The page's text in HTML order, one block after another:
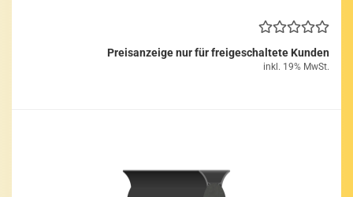
Preisanzeige nur für freigeschaltete Kunden
inkl. 19% MwSt.